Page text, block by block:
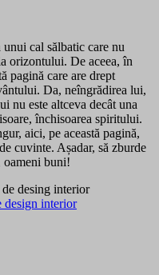
cal sălbatic care nu
orizontului. De aceea, în
pagină care are drept
Da, neîngrădirea lui,
nu este altceva decât una
închisoarea spiritului.
aici, pe această pagină,
cuvinte. Așadar, să zburde
oameni buni!
interior